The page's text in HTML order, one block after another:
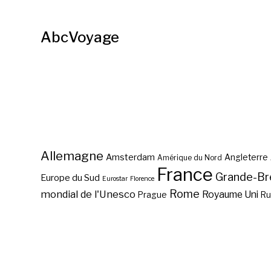
AbcVoyage
Allemagne Amsterdam Amérique du Nord Angleterre
Europe du Sud Eurostar Florence France Grande-
mondial de l'Unesco Prague Rome Royaume Uni